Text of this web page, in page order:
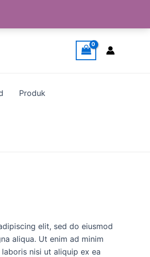
Produk
elit, sed do eiusmod
aliqua. Ut enim ad minim
nisi ut aliquip ex ea